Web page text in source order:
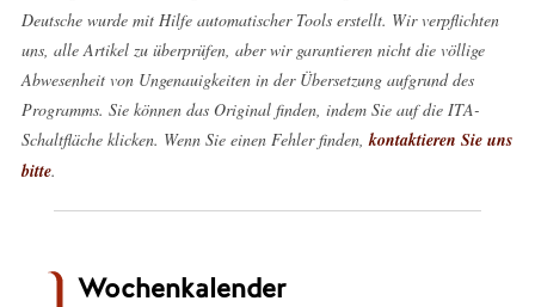
Deutsche wurde mit Hilfe automatischer Tools erstellt. Wir verpflichten
uns, alle Artikel zu überprüfen, aber wir garantieren nicht die völlige
Abwesenheit von Ungenauigkeiten in der Übersetzung aufgrund des
Programms. Sie können das Original finden, indem Sie auf die ITA-
Schaltfläche klicken. Wenn Sie einen Fehler finden, kontaktieren Sie uns
bitte.
Wochenkalender